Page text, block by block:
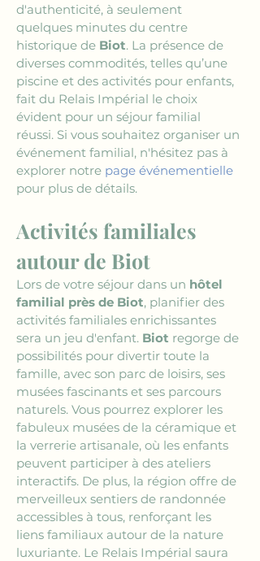
d'authenticité, à seulement
quelques minutes du centre
historique de Biot. La présence de
diverses commodités, telles qu’une
piscine et des activités pour enfants,
fait du Relais Impérial le choix
évident pour un séjour familial
réussi. Si vous souhaitez organiser un
événement familial, n'hésitez pas à
explorer notre page événementielle
pour plus de détails.
Activités familiales
autour de Biot
Lors de votre séjour dans un hôtel
familial près de Biot, planifier des
activités familiales enrichissantes
sera un jeu d'enfant. Biot regorge de
possibilités pour divertir toute la
famille, avec son parc de loisirs, ses
musées fascinants et ses parcours
naturels. Vous pourrez explorer les
fabuleux musées de la céramique et
la verrerie artisanale, où les enfants
peuvent participer à des ateliers
interactifs. De plus, la région offre de
merveilleux sentiers de randonnée
accessibles à tous, renforçant les
liens familiaux autour de la nature
luxuriante. Le Relais Impérial saura